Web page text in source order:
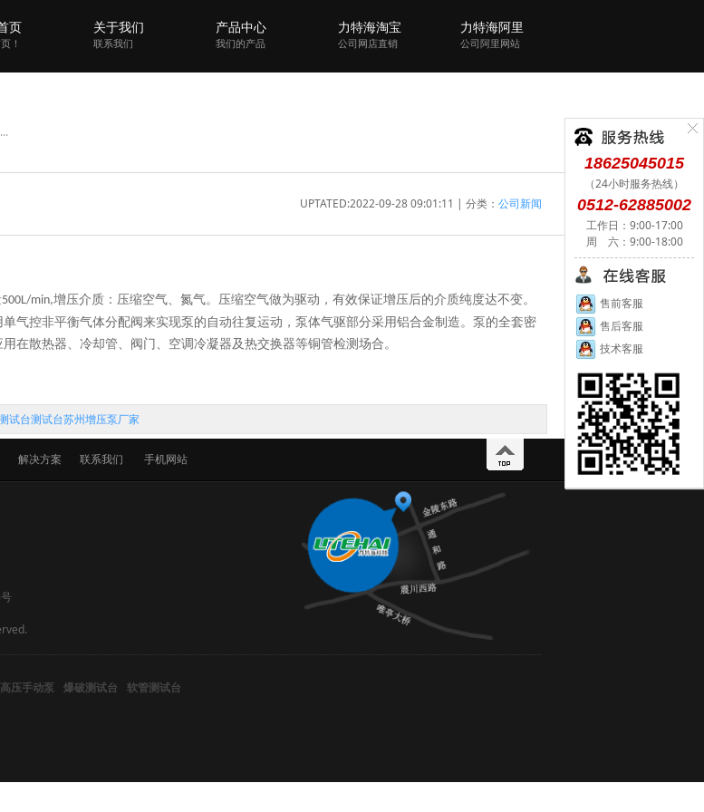
页
！
关于我们
联系我们
产品中心
我们的产品
力特海淘宝
公司网店直销
力特海阿里
公司阿里网站
UPTATED:2022-09-28 09:01:11 | 分类： 公司新闻
500L/min,增压介质：压缩空气、氮气。压缩空气做为驱动，有效保证增压后的介质纯度达不变。
气控非平衡气体分配阀来实现泵的自动往复运动，泵体气驱部分采用铝合金制造。泵的全套密
在散热器、冷却管、阀门、空调冷凝器及热交换器等铜管检测场合。
试台测试台苏州增压泵厂家
解决方案 联系我们 手机网站
压手动泵 爆破测试台 软管测试台
18625045015
（24小时服务热线）
0512-62885002
工作日：9:00-17:00
周 六：9:00-18:00
售前客服
售后客服
技术客服